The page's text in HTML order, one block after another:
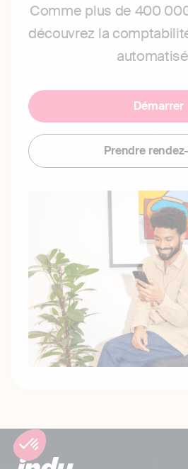
Comme plus de 400
découvrez la
Démarrer
Prendre